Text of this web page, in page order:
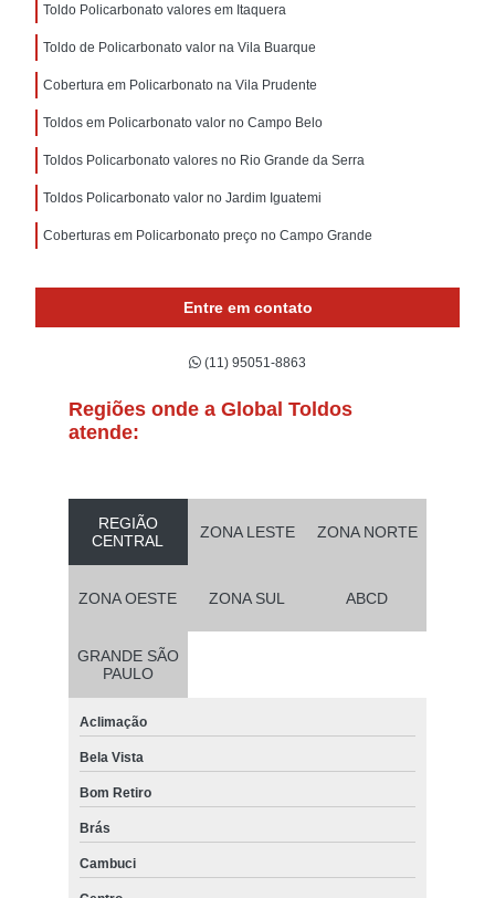
Toldo Policarbonato valores em Itaquera
Toldo de Policarbonato valor na Vila Buarque
Cobertura em Policarbonato na Vila Prudente
Toldos em Policarbonato valor no Campo Belo
Toldos Policarbonato valores no Rio Grande da Serra
Toldos Policarbonato valor no Jardim Iguatemi
Coberturas em Policarbonato preço no Campo Grande
Entre em contato
(11) 95051-8863
Regiões onde a Global Toldos
atende:
REGIÃO
CENTRAL
ZONA LESTE ZONA NORTE
ZONA OESTE ZONA SUL ABCD
GRANDE SÃO
PAULO
Aclimação
Bela Vista
Bom Retiro
Brás
Cambuci